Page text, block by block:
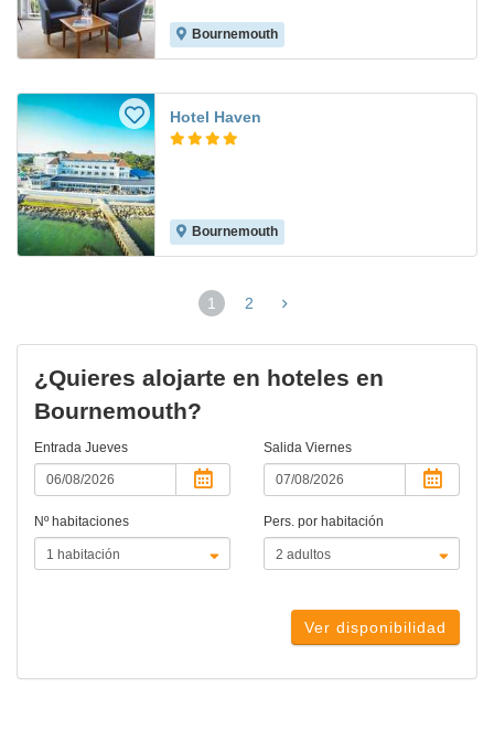
Bournemouth
Hotel Haven
Bournemouth
1
(página
2
¿Quieres alojarte en hoteles en
Bournemouth?
Entrada Jueves Salida Viernes
Nº habitaciones Pers. por habitación
Ver disponibilidad